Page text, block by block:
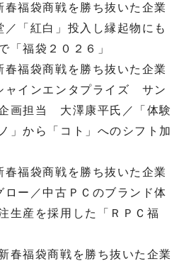
福袋商戦を勝ち抜いた企業
／「紅白」投入し縁起物にも
「福袋２０２６」
福袋商戦を勝ち抜いた企業
ャインエンタプライズ サン
画担当 大澤康平氏／「体験
」から「コト」へのシフト加
福袋商戦を勝ち抜いた企業
ロー／中古ＰＣのブランド体
生産を採用した「ＲＰＣ福
春福袋商戦を勝ち抜いた企業